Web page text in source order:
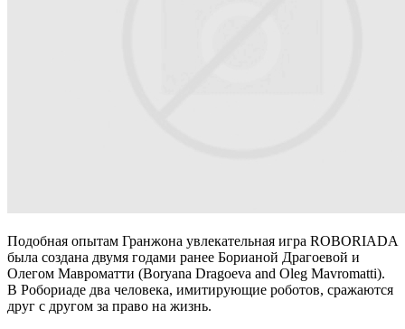
Подобная опытам Гранжона увлекательная игра ROBORIADA
была создана двумя годами ранее Борианой Драгоевой и
Олегом Мавроматти (Boryana Dragoeva and Oleg Mavromatti).
В Робориаде два человека, имитирующие роботов, сражаются
друг с другом за право на жизнь.